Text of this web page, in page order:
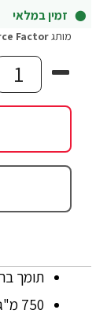
זמין במלאי
מותגFactor‏
תומך
750 מ"ג לכמוסה